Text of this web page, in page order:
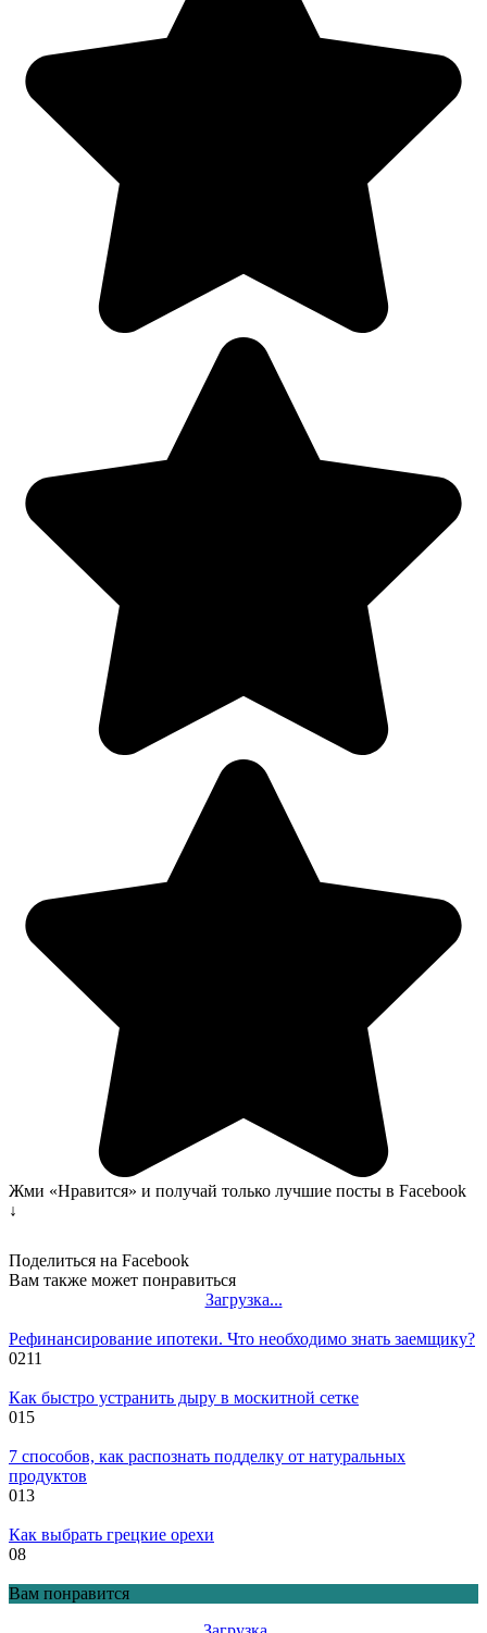
Жми «Нравится» и получай только лучшие посты в Facebook
↓
Поделиться на Facebook
Вам также может понравиться
Загрузка...
Рефинансирование ипотеки. Что необходимо знать заемщику?
0211
Как быстро устранить дыру в москитной сетке
015
7 способов, как распознать подделку от натуральных
продуктов
013
Как выбрать грецкие орехи
08
Вам понравится